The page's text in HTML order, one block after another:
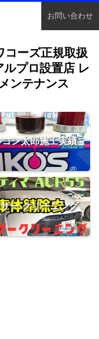
お問い合わせ
コーズ正規取扱
プロ設置店 レ
ンテナンス
ン太郎施工実績
ザー クリーニング